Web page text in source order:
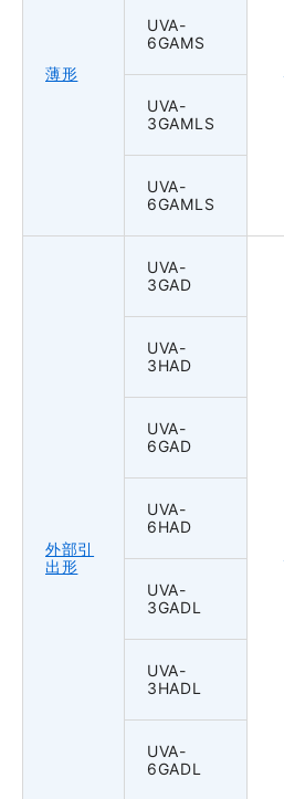
薄形
UVA-
6GAMS
UVA-
3GAMLS
UVA-
6GAMLS
外部引
出形
UVA-
3GAD
UVA-
3HAD
UVA-
6GAD
UVA-
6HAD
UVA-
3GADL
UVA-
3HADL
UVA-
6GADL